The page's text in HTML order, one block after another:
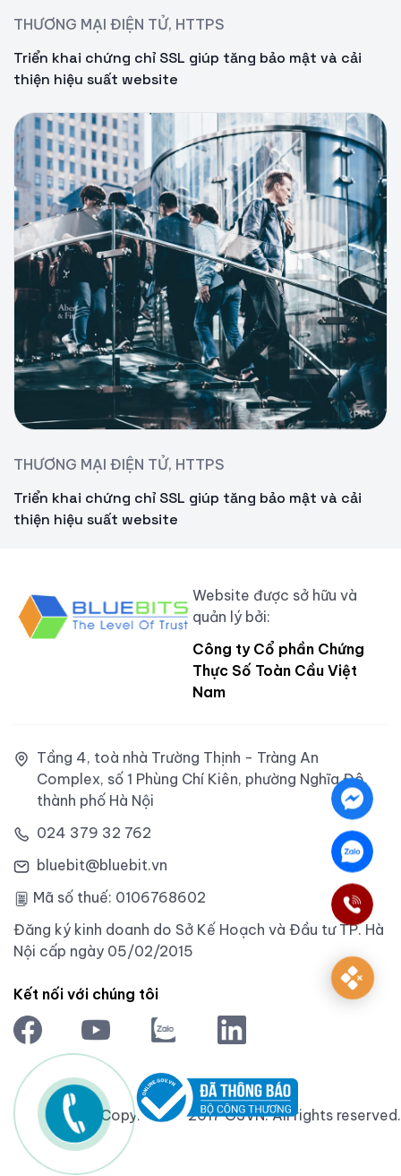
THƯƠNG MẠI ĐIỆN TỬ, HTTPS
Triển khai chứng chỉ SSL giúp tăng bảo mật và cải
thiện hiệu suất website
THƯƠNG MẠI ĐIỆN TỬ, HTTPS
Triển khai chứng chỉ SSL giúp tăng bảo mật và cải
thiện hiệu suất website
Website được sở hữu và
quản lý bởi:
Công ty Cổ phần Chứng
Thực Số Toàn Cầu Việt
Nam
Tầng 4, toà nhà Trường Thịnh - Tràng An
Complex, số 1 Phùng Chí Kiên, phường Nghĩa Đô,
thành phố Hà Nội
024 379 32 762
bluebit@bluebit.vn
Mã số thuế: 0106768602
Đăng ký kinh doanh do Sở Kế Hoạch và Đầu tư TP. Hà
Nội cấp ngày 05/02/2015
Kết nối với chúng tôi
Copyright © 2017 GSVN. All rights reserved.